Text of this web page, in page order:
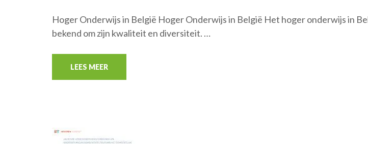
Hoger Onderwijs in België Hoger Onderwijs in België Het hoger onderwijs in
bekend om zijn kwaliteit en diversiteit. …
LEES MEER